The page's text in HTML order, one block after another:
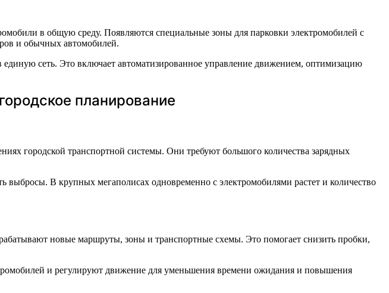
в общую среду. Появляются специальные зоны для парковки электромобилей с
и обычных автомобилей.
сеть. Это включает автоматизированное управление движением, оптимизацию
планирование
городской транспортной системы. Они требуют большого количества зарядных
выбросы. В крупных мегаполисах одновременно с электромобилями растет и количество
новые маршруты, зоны и транспортные схемы. Это помогает снизить пробки,
и регулируют движение для уменьшения времени ожидания и повышения